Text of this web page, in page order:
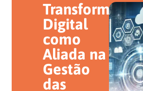
Transformação
Digital
como
Aliada na
Gestão
das